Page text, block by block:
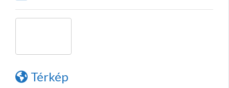
Térkép